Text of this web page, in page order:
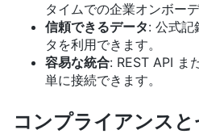
タイムでの企業オンボー
信頼できるデータ: 公式記
タを利用できます。
容易な統合: REST API ま
単に接続できます。
コンプライアンス